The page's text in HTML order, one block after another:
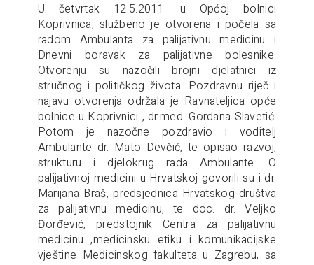
U četvrtak 12.5.2011. u Općoj bolnici
Koprivnica, službeno je otvorena i počela sa
radom Ambulanta za palijativnu medicinu i
Dnevni boravak za palijativne bolesnike.
Otvorenju su nazočili brojni djelatnici iz
stručnog i političkog života. Pozdravnu riječ i
najavu otvorenja održala je Ravnateljica opće
bolnice u Koprivnici , dr.med. Gordana Slavetić.
Potom je nazočne pozdravio i voditelj
Ambulante dr. Mato Devčić, te opisao razvoj,
strukturu i djelokrug rada Ambulante. O
palijativnoj medicini u Hrvatskoj govorili su i dr.
Marijana Braš, predsjednica Hrvatskog društva
za palijativnu medicinu, te doc. dr. Veljko
Đorđević, predstojnik Centra za palijativnu
medicinu ,medicinsku etiku i komunikacijske
vještine Medicinskog fakulteta u Zagrebu, sa